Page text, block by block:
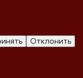
Отклонить